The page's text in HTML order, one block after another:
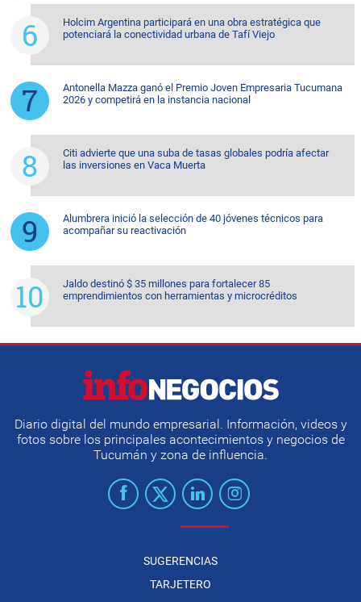
Holcim Argentina participará en una obra estratégica que
potenciará la conectividad urbana de Tafí Viejo
Antonella Mazza ganó el Premio Joven Empresaria Tucumana
2026 y competirá en la instancia nacional
Citi advierte que una suba de tasas globales podría afectar
las inversiones en Vaca Muerta
Alumbrera inició la selección de 40 jóvenes técnicos para
acompañar su reactivación
Jaldo destinó $ 35 millones para fortalecer 85
emprendimientos con herramientas y microcréditos
Diario digital del mundo empresarial. Información, videos y
fotos sobre los principales acontecimientos y negocios de
Tucumán y zona de influencia.
SUGERENCIAS
TARJETERO